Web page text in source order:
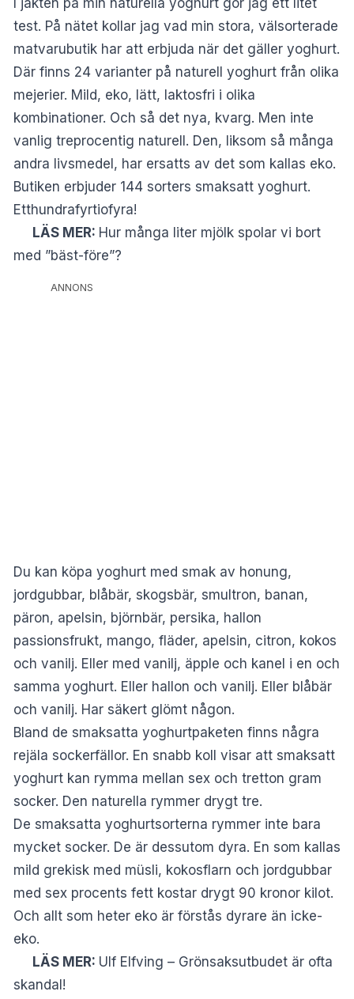
test. På nätet kollar jag vad min stora, välsorterade
matvarubutik har att erbjuda när det gäller yoghurt.
Där finns 24 varianter på naturell yoghurt från olika
mejerier. Mild, eko, lätt, laktosfri i olika
kombinationer. Och så det nya, kvarg. Men inte
vanlig treprocentig naturell. Den, liksom så många
andra livsmedel, har ersatts av det som kallas eko.
Butiken erbjuder 144 sorters smaksatt yoghurt.
Etthundrafyrtiofyra!
LÄS MER: Hur många liter mjölk spolar vi bort
med ”bäst-före”?
ANNONS
Du kan köpa yoghurt med smak av honung,
jordgubbar, blåbär, skogsbär, smultron, banan,
päron, apelsin, björnbär, persika, hallon
passionsfrukt, mango, fläder, apelsin, citron, kokos
och vanilj. Eller med vanilj, äpple och kanel i en och
samma yoghurt. Eller hallon och vanilj. Eller blåbär
och vanilj. Har säkert glömt någon.
Bland de smaksatta yoghurtpaketen finns några
rejäla sockerfällor. En snabb koll visar att smaksatt
yoghurt kan rymma mellan sex och tretton gram
socker. Den naturella rymmer drygt tre.
De smaksatta yoghurtsorterna rymmer inte bara
mycket socker. De är dessutom dyra. En som kallas
mild grekisk med müsli, kokosflarn och jordgubbar
med sex procents fett kostar drygt 90 kronor kilot.
Och allt som heter eko är förstås dyrare än icke-
eko.
LÄS MER: Ulf Elfving – Grönsaksutbudet är ofta
skandal!